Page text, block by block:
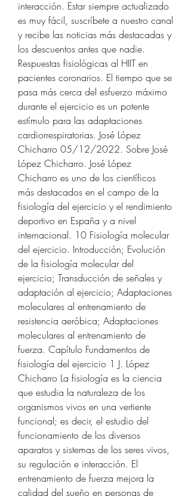
interacción. Estar siempre actualizado
es muy fácil, suscríbete a nuestro canal
y recibe las noticias más destacadas y
los descuentos antes que nadie.
Respuestas fisiológicas al HIIT en
pacientes coronarios. El tiempo que se
pasa más cerca del esfuerzo máximo
durante el ejercicio es un potente
estímulo para las adaptaciones
cardiorrespiratorias. José López
Chicharro 05/12/2022. Sobre José
López Chicharro. José López
Chicharro es uno de los científicos
más destacados en el campo de la
fisiología del ejercicio y el rendimiento
deportivo en España y a nivel
internacional. 10 Fisiología molecular
del ejercicio. Introducción; Evolución
de la fisiología molecular del
ejercicio; Transducción de señales y
adaptación al ejercicio; Adaptaciones
moleculares al entrenamiento de
resistencia aeróbica; Adaptaciones
moleculares al entrenamiento de
fuerza. Capítulo Fundamentos de
fisiología del ejercicio 1 J. López
Chicharro La fisiología es la ciencia
que estudia la naturaleza de los
organismos vivos en una vertiente
funcional; es decir, el estudio del
funcionamiento de los diversos
aparatos y sistemas de los seres vivos,
su regulación e interacción. El
entrenamiento de fuerza mejora la
calidad del sueño en personas de